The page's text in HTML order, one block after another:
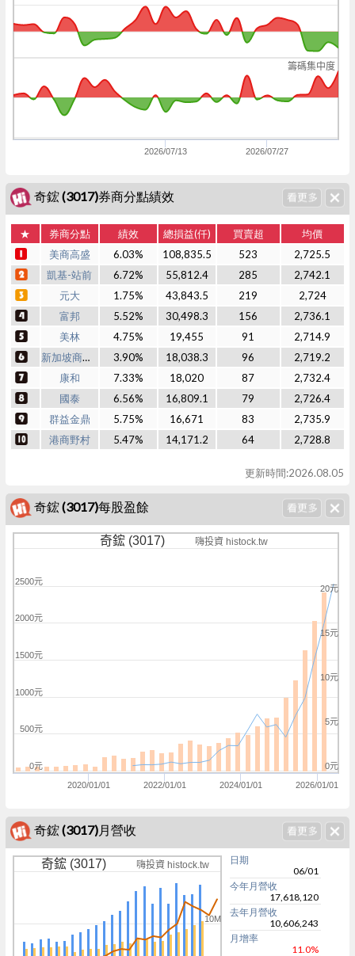
籌碼集中度
2026/07/13 2026/07/27
奇鋐 (3017)券商分點績效
★ 券商分點 績效 總損益(仟) 買賣超
均價
美商高盛
6.03% 108,835.5 523
2,725.5
凱基-站前
6.72% 55,812.4 285
2,742.1
元大
1.75% 43,843.5 219
2,724
富邦
5.52% 30,498.3 156
2,736.1
美林
4.75% 19,455 91
2,714.9
新加坡商瑞銀
3.90% 18,038.3 96
2,719.2
康和
7.33% 18,020 87
2,732.4
國泰
6.56% 16,809.1 79
2,726.4
群益金鼎
5.75% 16,671 83
2,735.9
港商野村
5.47% 14,171.2 64 2,728.8
更新時間:2026.08.05
奇鋐 (3017)每股盈餘
奇鋐 (3017) 嗨投資 histock.tw
2020/01/01 2022/01/01 2024/01/01 2026/01/01
0元
5元
10元
15元
20元
0元
500元
1000元
1500元
2000元
2500元
奇鋐 (3017)月營收
奇鋐 (3017) 嗨投資 histock.tw
10M
日期
06/01
今年月營收
17,618,120
去年月營收
10,606,243
月增率
11.0%